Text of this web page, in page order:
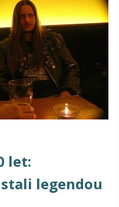
let:
legendou